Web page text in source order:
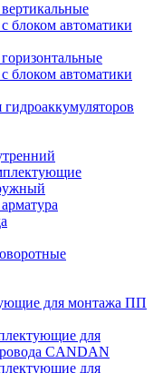
блоком автоматики
блоком автоматики
для монтажа ПП
для
CANDAN
для